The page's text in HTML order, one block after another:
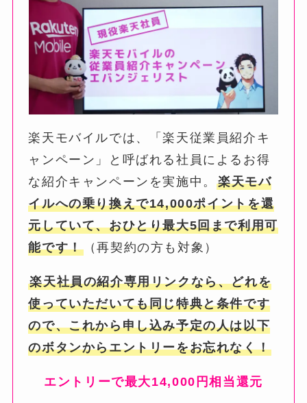
楽天モバイルでは、「楽天従業員紹介キ
ャンペーン」と呼ばれる社員によるお得
な紹介キャンペーンを実施中。 楽天モバ
イルへの乗り換えで14,000ポイントを還
元していて、おひとり最大5回まで利用可
能です！（再契約の方も対象）
楽天社員の紹介専用リンクなら、どれを
使っていただいても同じ特典と条件です
ので、これから申し込み予定の人は以下
のボタンからエントリーをお忘れなく！
エントリーで最大14,000円相当還元